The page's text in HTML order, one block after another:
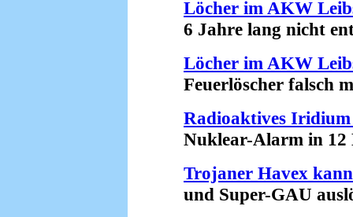
Löcher im AKW
6 Jahre lang nicht
Löcher im AKW
Feuerlöscher falsch
Radioaktives Iridium
Nuklear-Alarm in 12
Trojaner Havex
und Super-GAU